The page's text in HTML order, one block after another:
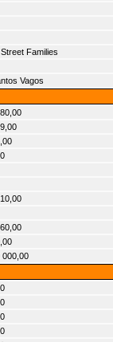
Families
Vagos
000,00